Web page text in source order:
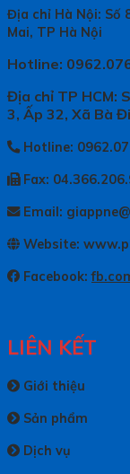
Địa chỉ Hà Nội: Số
Mai, TP Hà Nội
Hotline:
Địa chỉ TP HCM:
3, Ấp 32, Xã Bà
Hotline:
Fax:
Email:
Website:
Facebook:
LIÊN KẾT
Giới thiệu
Sản phẩm
Dịch vụ